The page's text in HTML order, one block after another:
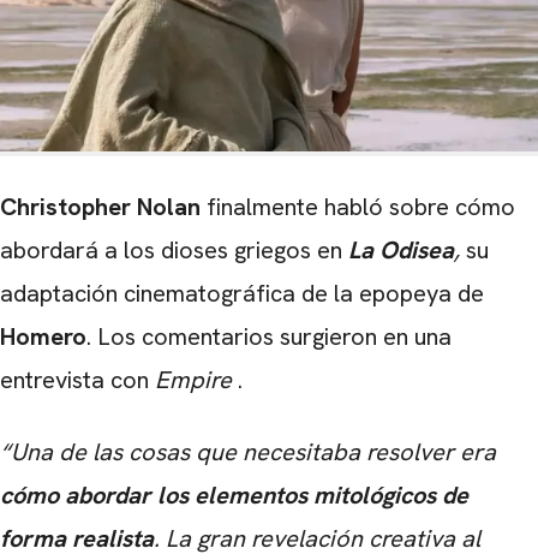
Christopher Nolan finalmente habló sobre cómo
abordará a los dioses griegos en La Odisea,su
adaptación cinematográfica de la epopeya de
Homero. Los comentarios surgieron en una
entrevista con Empire.
“Una de las cosas que necesitaba resolver era
cómo abordar los elementos mitológicos de
forma realista. La gran revelación creativa al